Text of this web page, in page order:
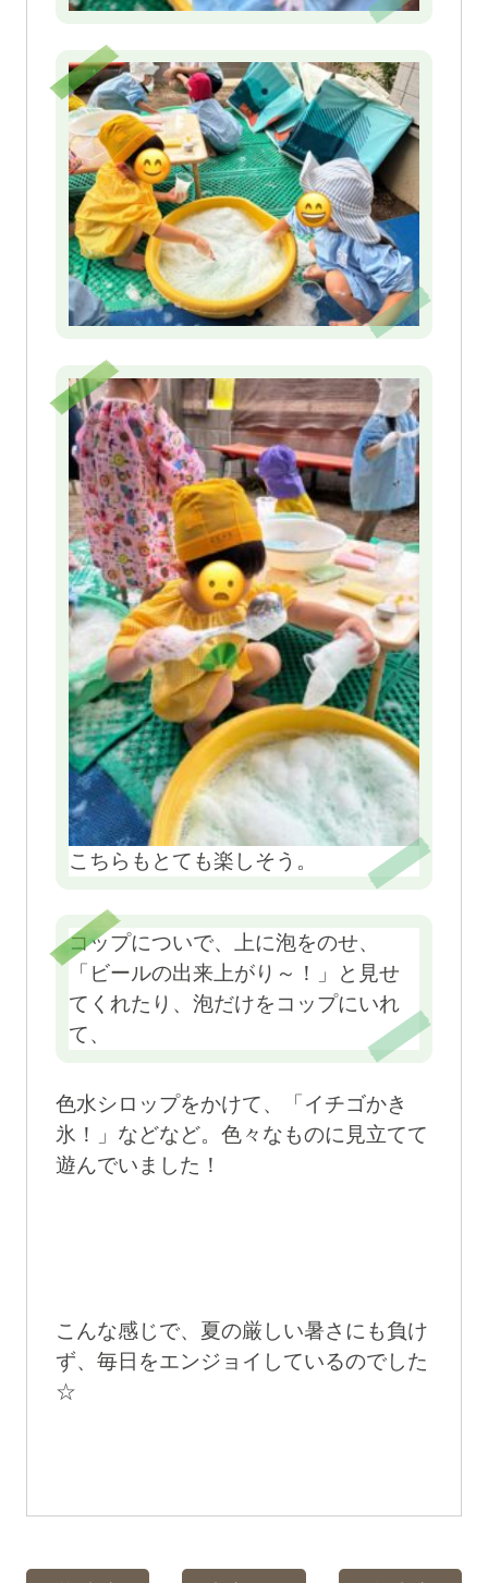
こちらもとても楽しそう。
コップについで、上に泡をのせ、
「ビールの出来上がり～！」と見せ
てくれたり、泡だけをコップにいれ
て、
色水シロップをかけて、「イチゴかき
氷！」などなど。色々なものに見立てて
遊んでいました！
こんな感じで、夏の厳しい暑さにも負け
ず、毎日をエンジョイしているのでした
☆